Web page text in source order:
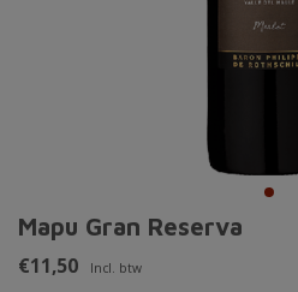
Mapu Gran Reserva
€11,50 Incl. btw